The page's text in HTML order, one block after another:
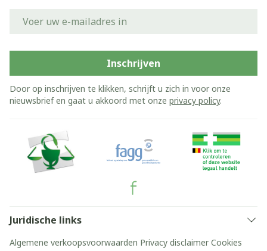
Inschrijven
Door op inschrijven te klikken, schrijft u zich in voor onze
nieuwsbrief en gaat u akkoord met onze privacy policy.
Juridische links
Algemene verkoopsvoorwaarden Privacy disclaimer Cookies